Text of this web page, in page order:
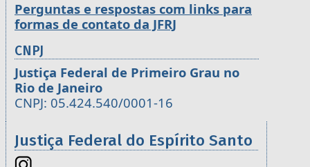
Perguntas e respostas com links para
formas de contato da JFRJ
CNPJ
Justiça Federal de Primeiro Grau no
Rio de Janeiro
CNPJ: 05.424.540/0001-16
Justiça Federal do Espírito Santo